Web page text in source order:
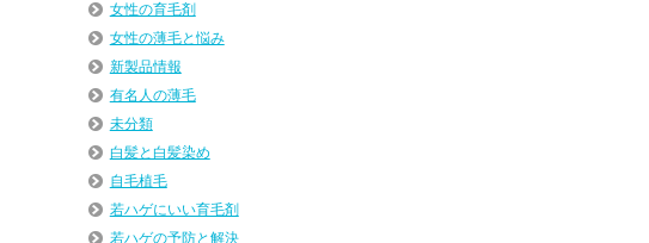
女性の育毛剤
女性の薄毛と悩み
新製品情報
有名人の薄毛
未分類
白髪と白髪染め
自毛植毛
若ハゲにいい育毛剤
若ハゲの予防と解決